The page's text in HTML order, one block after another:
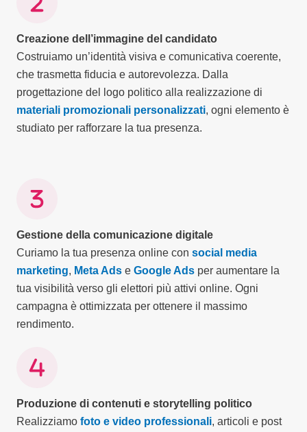
Creazione dell’immagine del candidato
Costruiamo un’identità visiva e comunicativa coerente,
che trasmetta fiducia e autorevolezza. Dalla
progettazione del logo politico alla realizzazione di
materiali promozionali personalizzati, ogni elemento è
studiato per rafforzare la tua presenza.
Gestione della comunicazione digitale
Curiamo la tua presenza online con social media
marketing, Meta Ads e Google Ads per aumentare la
tua visibilità verso gli elettori più attivi online. Ogni
campagna è ottimizzata per ottenere il massimo
rendimento.
Produzione di contenuti e storytelling politico
Realizziamo foto e video professionali, articoli e post